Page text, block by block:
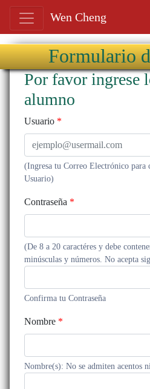
Wen Cheng
Formulario
Por favor ingrese
alumno
Usuario *
(Ingresa tu Correo Electrónico para
Usuario)
Contraseña *
(De 8 a 20 caractéres y debe
minúsculas y números. No acepta
Confirma tu Contraseña
Nombre *
Nombre(s): No se admiten acentos